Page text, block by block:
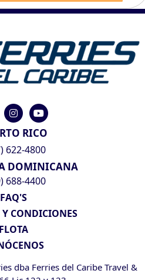
RICO
622-4800
DOMINICANA
688-4400
FAQ'S
CONDICIONES
FLOTA
dba Ferries del Caribe Travel &